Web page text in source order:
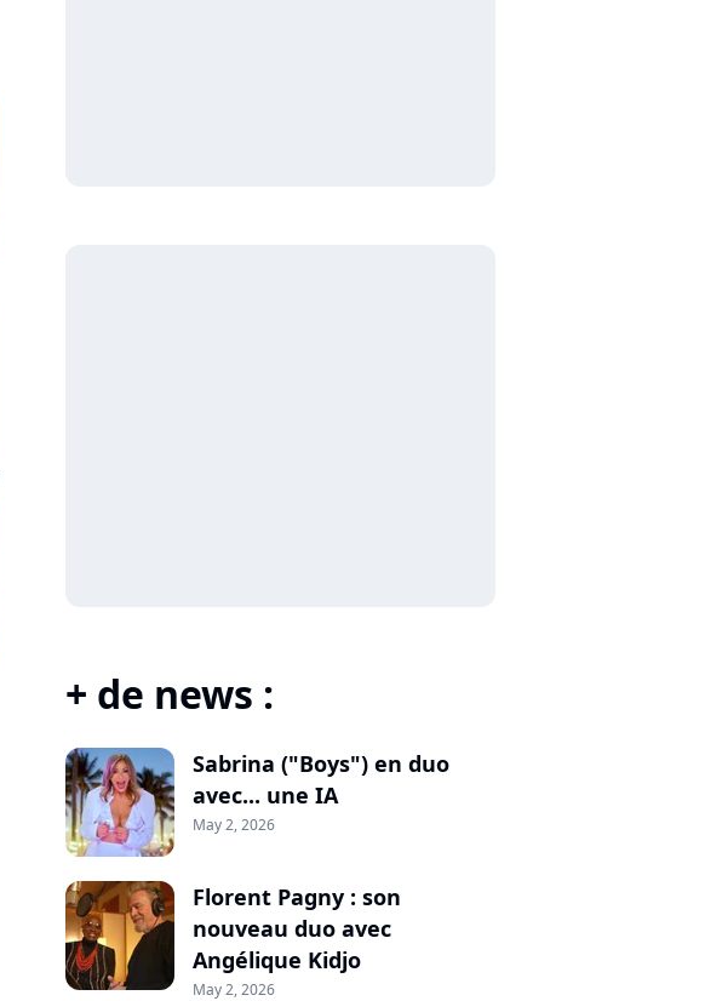
+ de news :
Sabrina ("Boys") en duo
avec... une IA
May 2, 2026
Florent Pagny : son
nouveau duo avec
Angélique Kidjo
May 2, 2026